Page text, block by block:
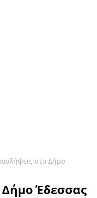
στο Δήμο
Έδεσσας